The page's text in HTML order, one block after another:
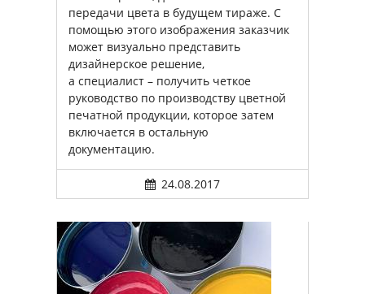
передачи цвета в будущем тираже. С
помощью этого изображения заказчик
может визуально представить
дизайнерское решение,
а специалист – получить четкое
руководство по производству цветной
печатной продукции, которое затем
включается в остальную
документацию.
24.08.2017